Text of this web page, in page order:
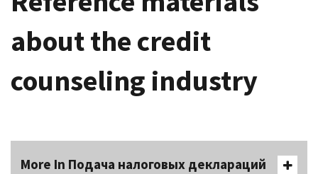
about the credit
counseling industry
More In Подача налоговых деклараций